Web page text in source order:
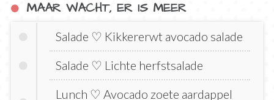
MAAR WACHT, ER IS MEER
Salade ♡ Kikkererwt avocado salade
Salade ♡ Lichte herfstsalade
Lunch ♡ Avocado zoete aardappel